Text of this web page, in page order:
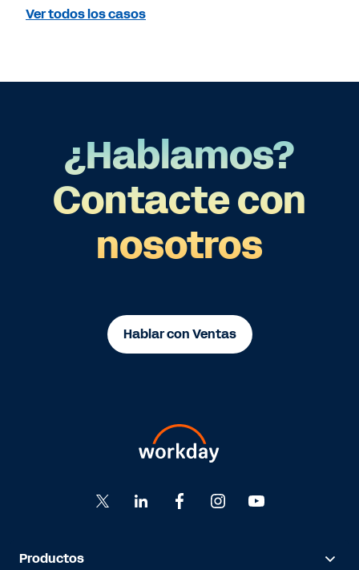
Ver todos los casos
¿Hablamos?
Contacte con
nosotros
Hablar con Ventas
Productos